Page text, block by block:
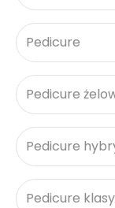
Pedicure
Pedicure
Pedicure
Pedicure